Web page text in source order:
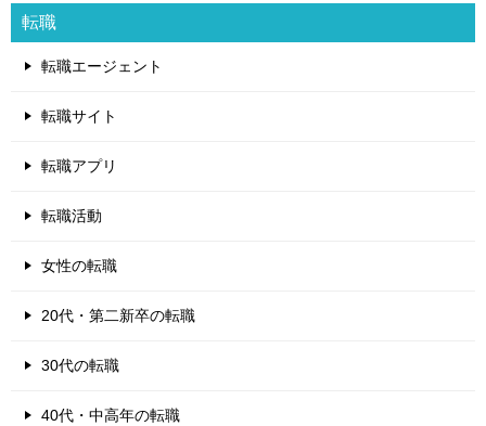
転職
転職エージェント
転職サイト
転職アプリ
転職活動
女性の転職
20代・第二新卒の転職
30代の転職
40代・中高年の転職